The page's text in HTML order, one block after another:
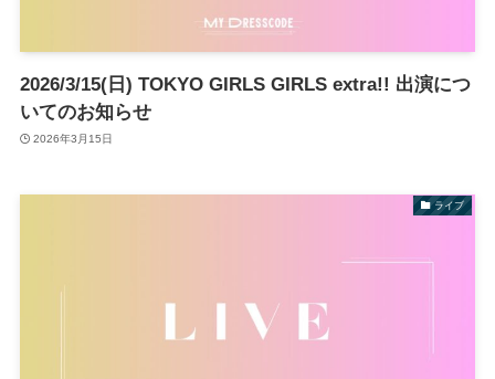
2026/3/15(日) TOKYO GIRLS GIRLS extra!! 出演につ
いてのお知らせ
2026年3月15日
ライブ